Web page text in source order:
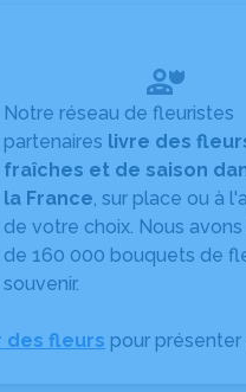
Notre réseau de fleuristes
partenaires livre des
fraîches et de saison
la France, sur place ou à
de votre choix. Nous
de 160 000 bouquets de
souvenir.
des fleurs pour